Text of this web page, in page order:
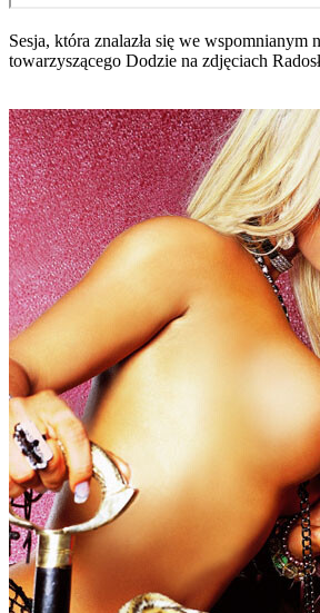
Sesja, która znalazła się we
towarzyszącego Dodzie na zdjęciach